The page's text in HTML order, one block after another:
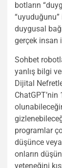
botların
duygusal
gerçek insan
Sohbet
yanlış bilgi
Dijital
ChatGPT’nin
programlar
düşünce
onların
yeteneğini